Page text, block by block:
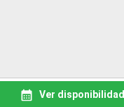
Ver disponibilidad